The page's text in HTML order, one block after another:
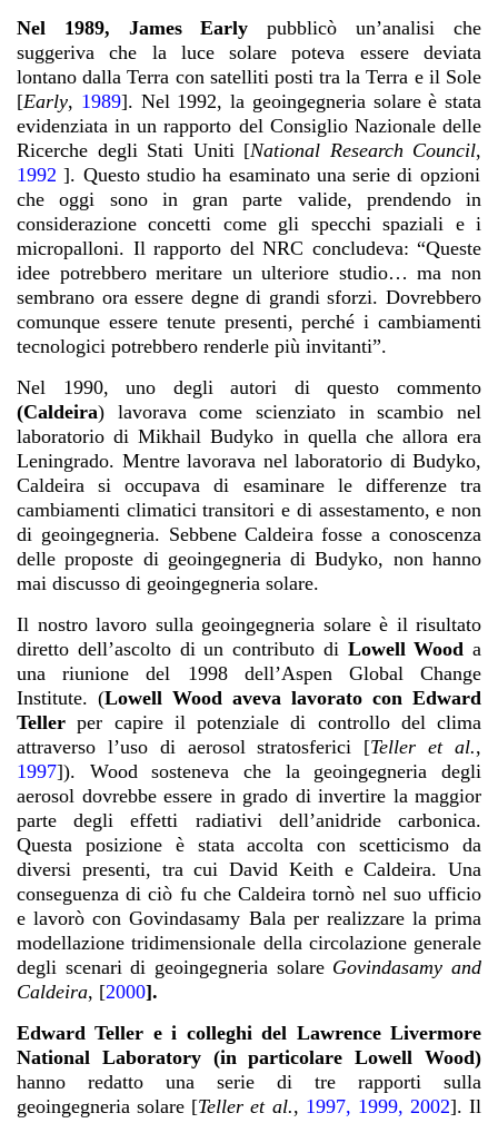
Nel 1989, James Early pubblicò un’analisi che
suggeriva che la luce solare poteva essere deviata
lontano dalla Terra con satelliti posti tra la Terra e il Sole
[Early, 1989]. Nel 1992, la geoingegneria solare è stata
evidenziata in un rapporto del Consiglio Nazionale delle
Ricerche degli Stati Uniti [National Research Council,
1992 ]. Questo studio ha esaminato una serie di opzioni
che oggi sono in gran parte valide, prendendo in
considerazione concetti come gli specchi spaziali e i
micropalloni. Il rapporto del NRC concludeva: “Queste
idee potrebbero meritare un ulteriore studio… ma non
sembrano ora essere degne di grandi sforzi. Dovrebbero
comunque essere tenute presenti, perché i cambiamenti
tecnologici potrebbero renderle più invitanti”.
Nel 1990, uno degli autori di questo commento
(Caldeira) lavorava come scienziato in scambio nel
laboratorio di Mikhail Budyko in quella che allora era
Leningrado. Mentre lavorava nel laboratorio di Budyko,
Caldeira si occupava di esaminare le differenze tra
cambiamenti climatici transitori e di assestamento, e non
di geoingegneria. Sebbene Caldeira fosse a conoscenza
delle proposte di geoingegneria di Budyko, non hanno
mai discusso di geoingegneria solare.
Il nostro lavoro sulla geoingegneria solare è il risultato
diretto dell’ascolto di un contributo di Lowell Wood a
una riunione del 1998 dell’Aspen Global Change
Institute. (Lowell Wood aveva lavorato con Edward
Teller per capire il potenziale di controllo del clima
attraverso l’uso di aerosol stratosferici [Teller et al.,
1997]). Wood sosteneva che la geoingegneria degli
aerosol dovrebbe essere in grado di invertire la maggior
parte degli effetti radiativi dell’anidride carbonica.
Questa posizione è stata accolta con scetticismo da
diversi presenti, tra cui David Keith e Caldeira. Una
conseguenza di ciò fu che Caldeira tornò nel suo ufficio
e lavorò con Govindasamy Bala per realizzare la prima
modellazione tridimensionale della circolazione generale
degli scenari di geoingegneria solare Govindasamy and
Caldeira, [2000].
Edward Teller e i colleghi del Lawrence Livermore
National Laboratory (in particolare Lowell Wood)
hanno redatto una serie di tre rapporti sulla
geoingegneria solare [Teller et al., 1997, 1999, 2002]. Il